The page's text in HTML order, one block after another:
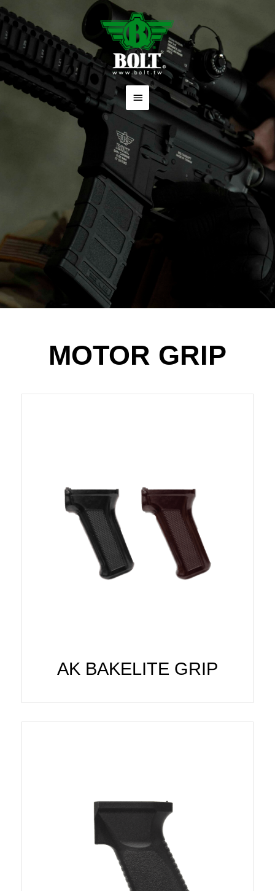
跳
至
主
容
主
要
選
單
MOTOR GRIP
AK BAKELITE GRIP